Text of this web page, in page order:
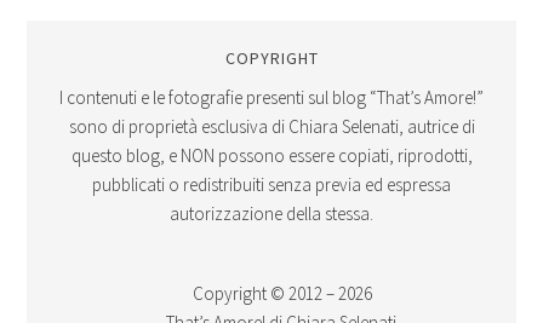
COPYRIGHT
I contenuti e le fotografie presenti sul blog “That’s Amore!”
sono di proprietà esclusiva di Chiara Selenati, autrice di
questo blog, e NON possono essere copiati, riprodotti,
pubblicati o redistribuiti senza previa ed espressa
autorizzazione della stessa.
Copyright © 2012 – 2026